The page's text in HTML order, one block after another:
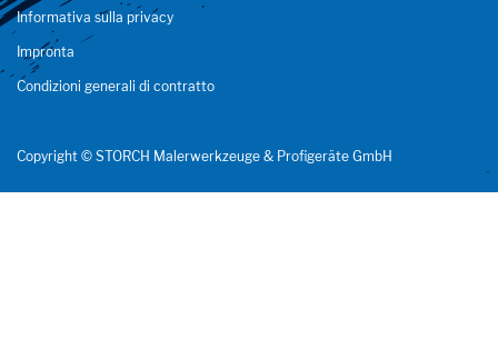
Informativa sulla privacy
Impronta
Condizioni generali di contratto
Copyright © STORCH Malerwerkzeuge & Profigeräte GmbH